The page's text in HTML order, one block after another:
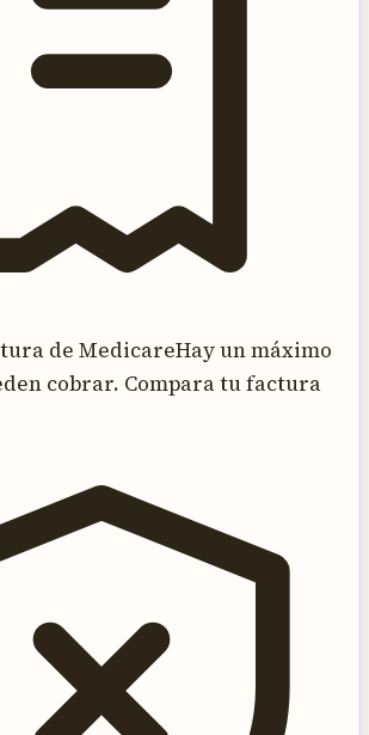
de MedicareHay un máximo
cobrar. Compara tu factura